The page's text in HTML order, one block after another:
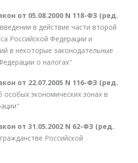
от 05.08.2000 N 118-ФЗ (ред.
в действие части второй
Российской Федерации и
в некоторые законодательные
о налогах"
от 22.07.2005 N 116-ФЗ (ред.
особых экономических зонах в
от 31.05.2002 N 62-ФЗ (ред.
Российской